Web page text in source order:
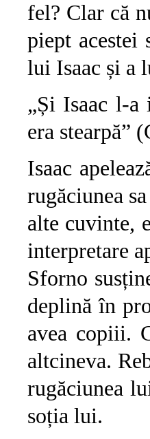
fel? Clar că
piept acestei
lui Isaac și a
„Și Isaac l-
era stearpă”
Isaac
rugăciunea
alte cuvinte,
interpretare
Sforno
deplină în
avea copiii.
altcineva.
rugăciunea
soția lui.